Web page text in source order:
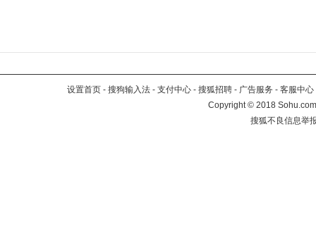
设置首页 - 搜狗输入法 - 支付中心 - 搜狐招聘 - 广告服务 - 客服中心
Copyright©2018
搜狐不良信息举